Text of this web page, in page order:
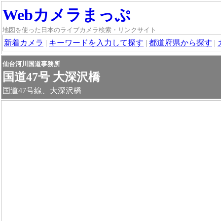
Webカメラまっぷ
地図を使った日本のライブカメラ検索・リンクサイト
新着カメラ | キーワードを入力して探す | 都道府県から探す |
仙台河川国道事務所
国道47号 大深沢橋
国道47号線、大深沢橋